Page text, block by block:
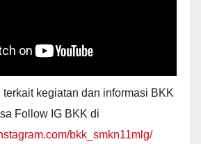
kegiatan dan informasi BKK
Follow IG BKK di
bkk_smkn11mlg/